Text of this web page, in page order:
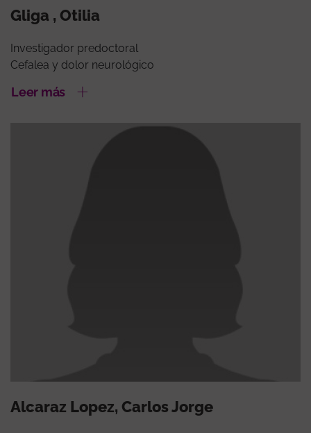
Gliga , Otilia
Investigador predoctoral
Cefalea y dolor neurológico
Leer más
Alcaraz Lopez, Carlos Jorge